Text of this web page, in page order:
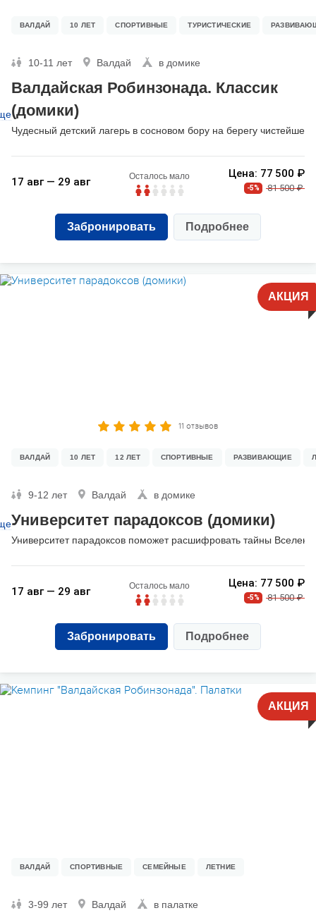
ВАЛДАЙ 10 ЛЕТ СПОРТИВНЫЕ ТУРИСТИЧЕСКИЕ
10-11 лет Валдай в домике
Валдайская Робинзонада. Классик
(домики)
Чудесный детский лагерь в сосновом бору на берегу
17 авг — 29 авг Осталось мало Цена: 77 500 ₽
-5% 81 500 ₽
Забронировать Подробнее
11 отзывов
ВАЛДАЙ 10 ЛЕТ 12 ЛЕТ СПОРТИВНЫЕ РАЗВИВАЮЩИЕ
9-12 лет Валдай в домике
Университет парадоксов (домики)
Университет парадоксов поможет расшифровать тайны
АКЦИЯ
17 авг — 29 авг Осталось мало Цена: 77 500 ₽
-5% 81 500 ₽
Забронировать Подробнее
ВАЛДАЙ СПОРТИВНЫЕ СЕМЕЙНЫЕ ЛЕТНИЕ
3-99 лет Валдай в палатке
АКЦИЯ